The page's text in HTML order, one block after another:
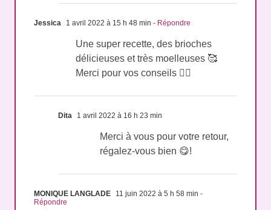
Jessica 1 avril 2022 à 15 h 48 min - Répondre
Une super recette, des brioches
délicieuses et très moelleuses 🥰
Merci pour vos conseils 👍🏻
Dita 1 avril 2022 à 16 h 23 min
Merci à vous pour votre retour,
régalez-vous bien 😋!
MONIQUE LANGLADE 11 juin 2022 à 5 h 58 min -
Répondre